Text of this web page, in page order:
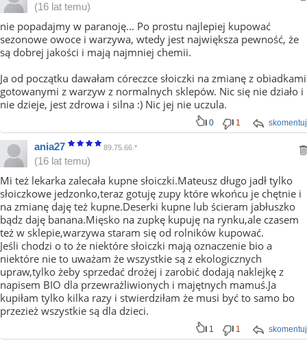
(16 lat temu)
nie popadajmy w paranoję... Po prostu najlepiej kupować
sezonowe owoce i warzywa, wtedy jest największa pewność, że
są dobrej jakości i mają najmniej chemii.
Ja od początku dawałam córeczce słoiczki na zmianę z obiadkami
gotowanymi z warzyw z normalnych sklepów. Nic się nie działo i
nie dzieje, jest zdrowa i silna :) Nic jej nie uczula.
skomentuj
0 1
ania27 89.75.66.*
(16 lat temu)
Mi też lekarka zalecała kupne słoiczki.Mateusz długo jadł tylko
słoiczkowe jedzonko,teraz gotuję zupy które wkońcu je chętnie i
na zmianę daję też kupne.Deserki kupne lub ścieram jabłuszko
bądz daję banana.Mięsko na zupkę kupuję na rynku,ale czasem
też w sklepie,warzywa staram się od rolników kupować.
Jeśli chodzi o to że niektóre słoiczki mają oznaczenie bio a
niektóre nie to uważam że wszystkie są z ekologicznych
upraw,tylko żeby sprzedać drożej i zarobić dodają naklejkę z
napisem BIO dla przewrażliwionych i majętnych mamuś.Ja
kupiłam tylko kilka razy i stwierdziłam że musi być to samo bo
przezież wszystkie są dla dzieci.
skomentuj
1 1